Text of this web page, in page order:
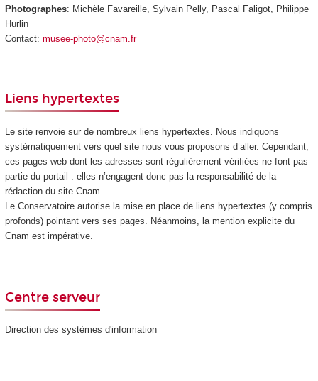
Photographes: Michèle Favareille, Sylvain Pelly, Pascal Faligot, Philippe
Hurlin
Contact: musee-photo@cnam.fr
Liens hypertextes
Le site renvoie sur de nombreux liens hypertextes. Nous indiquons
systématiquement vers quel site nous vous proposons d’aller. Cependant,
ces pages web dont les adresses sont régulièrement vérifiées ne font pas
partie du portail : elles n’engagent donc pas la responsabilité de la
rédaction du site Cnam.
Le Conservatoire autorise la mise en place de liens hypertextes (y compris
profonds) pointant vers ses pages. Néanmoins, la mention explicite du
Cnam est impérative.
Centre serveur
Direction des systèmes d'information